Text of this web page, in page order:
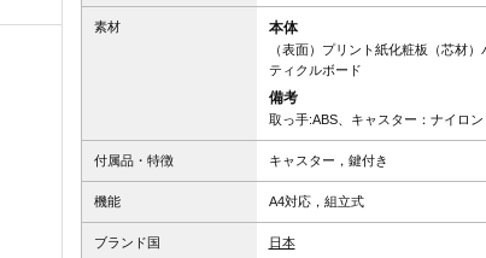
素材 本体
（表面）プリント紙化粧板（芯材）
ティクルボード
備考
取っ手:ABS、キャスター：ナイロン
付属品・特徴 キャスター，鍵付き
機能 A4対応，組立式
ブランド国 日本